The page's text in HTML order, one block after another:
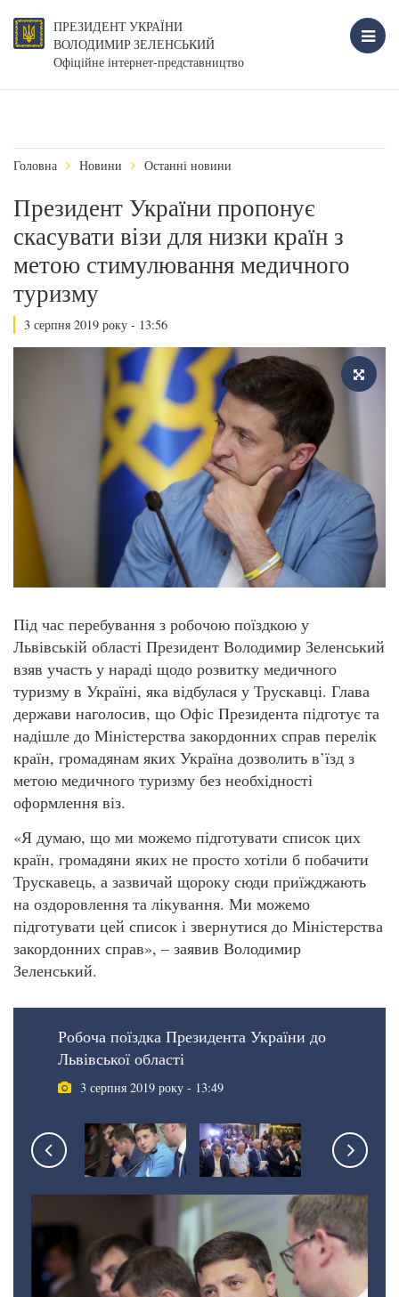
ПРЕЗИДЕНТ УКРАЇНИ
ВОЛОДИМИР ЗЕЛЕНСЬКИЙ
Офіційне інтернет-представництво
Головна Новини Останні новини
Президент України пропонує
скасувати візи для низки країн з
метою стимулювання медичного
туризму
3 серпня 2019 року - 13:56
Під час перебування з робочою поїздкою у
Львівській області Президент Володимир Зеленський
взяв участь у нараді щодо розвитку медичного
туризму в Україні, яка відбулася у Трускавці. Глава
держави наголосив, що Офіс Президента підготує та
надішле до Міністерства закордонних справ перелік
країн, громадянам яких Україна дозволить в’їзд з
метою медичного туризму без необхідності
оформлення віз.
«Я думаю, що ми можемо підготувати список цих
країн, громадяни яких не просто хотіли б побачити
Трускавець, а зазвичай щороку сюди приїжджають
на оздоровлення та лікування. Ми можемо
підготувати цей список і звернутися до Міністерства
закордонних справ», – заявив Володимир
Зеленський.
Робоча поїздка Президента України до
Львівської області
3 серпня 2019 року - 13:49